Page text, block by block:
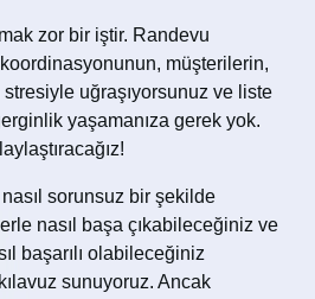
zor bir iştir. Randevu
müşterilerin,
uğraşıyorsunuz ve liste
yaşamanıza gerek yok.
sorunsuz bir şekilde
nasıl başa çıkabileceğiniz ve
başarılı olabileceğiniz
sunuyoruz. Ancak